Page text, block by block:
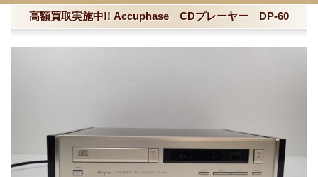
高額買取実施中!! Accuphase CDプレーヤー DP-60